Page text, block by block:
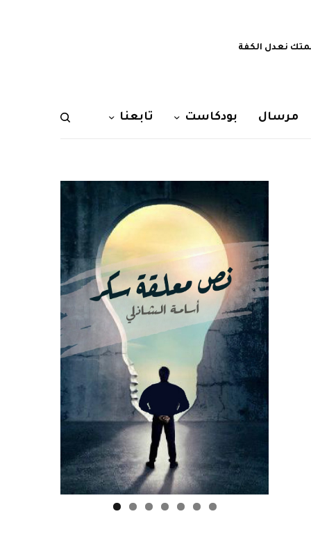
نعدل الكفة
مرسال بودكاست تابعنا